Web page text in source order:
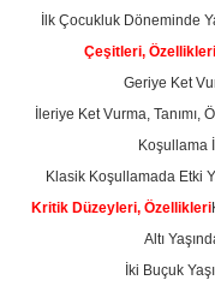
İlk Çocukluk Döneminde
Çeşitleri, Özellikleri
Geriye Ket
İleriye Ket Vurma, Tanımı,
Koşullama
Klasik Koşullamada Etki
Kritik Düzeyleri, Özellikleri
Altı
İki Buçuk